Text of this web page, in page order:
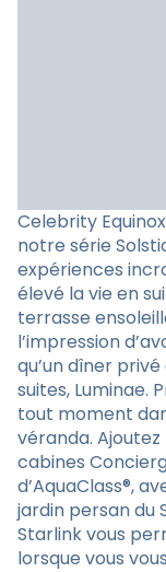
Celebrity
notre série
expériences
élevé la vie en
terrasse
l’impression
qu’un dîner
suites, Luminae.
tout moment
véranda.
cabines
d’AquaClass®,
jardin persan du
Starlink vous
lorsque vous